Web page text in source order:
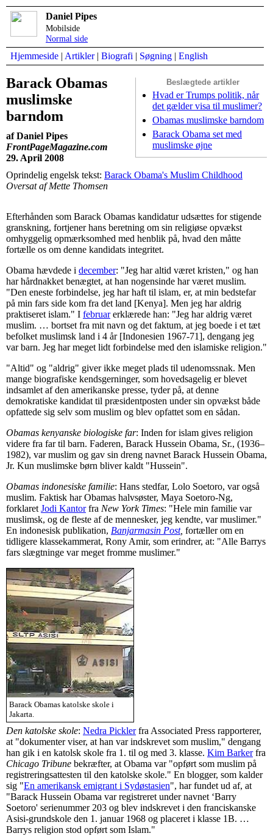
Daniel Pipes
Mobilside
Normal side
Hjemmeside | Artikler| Biografi | Søgning | English
Beslægtede artikler
Hvad er Trumps politik, når
det gælder visa til muslimer?
Obamas muslimske barndom
Barack Obama set med
muslimske øjne
Barack Obamas
muslimske
barndom
af Daniel Pipes
FrontPageMagazine.com
29. April 2008
Oprindelig engelsk tekst: Barack Obama's Muslim Childhood
Oversat af Mette Thomsen
Efterhånden som Barack Obamas kandidatur udsættes for stigende
granskning, fortjener hans beretning om sin religiøse opvækst
omhyggelig opmærksomhed med henblik på, hvad den måtte
fortælle os om denne kandidats integritet.
Obama hævdede i december: "Jeg har altid været kristen," og han
har hårdnakket benægtet, at han nogensinde har været muslim.
"Den eneste forbindelse, jeg har haft til islam, er, at min bedstefar
på min fars side kom fra det land [Kenya]. Men jeg har aldrig
praktiseret islam." I februarerklærede han: "Jeg har aldrig været
muslim. … bortset fra mit navn og det faktum, at jeg boede i et tæt
befolket muslimsk land i 4 år [Indonesien 1967-71], dengang jeg
var barn. Jeg har meget lidt forbindelse med den islamiske religion."
"Altid" og "aldrig" giver ikke meget plads til udenomssnak. Men
mange biografiske kendsgerninger, som hovedsagelig er blevet
indsamlet af den amerikanske presse, tyder på, at denne
demokratiske kandidat til præsidentposten under sin opvækst både
opfattede sig selv som muslim og blev opfattet som en sådan.
Obamas kenyanske biologiske far: Inden for islam gives religion
videre fra far til barn. Faderen, Barack Hussein Obama, Sr., (1936–
1982), var muslim og gav sin dreng navnet Barack Hussein Obama,
Jr. Kun muslimske børn bliver kaldt "Hussein".
Obamas indonesiske familie: Hans stedfar, Lolo Soetoro, var også
muslim. Faktisk har Obamas halvsøster, Maya Soetoro-Ng,
forklaret Jodi Kantorfra New York Times: "Hele min familie var
muslimsk, og de fleste af de mennesker, jeg kendte, var muslimer."
En indonesisk publikation, Banjarmasin Post, fortæller om en
tidligere klassekammerat, Rony Amir, som erindrer, at: "Alle Barrys
fars slægtninge var meget fromme muslimer."
Barack Obamas katolske skole i
Jakarta.
Den katolske skole: Nedra Picklerfra Associated Press rapporterer,
at "dokumenter viser, at han var indskrevet som muslim," dengang
han gik i en katolsk skole fra 1. til og med 3. klasse. Kim Barkerfra
Chicago Tribune bekræfter, at Obama var "opført som muslim på
registreringsattesten til den katolske skole." En blogger, som kalder
sig "En amerikansk emigrant i Sydøstasien", har fundet ud af, at
"Barack Hussein Obama var registreret under navnet ‘Barry
Soetoro' serienummer 203 og blev indskrevet i den franciskanske
Asisi-grundskole den 1. januar 1968 og placeret i klasse 1B. …
Barrys religion stod opført som Islam."